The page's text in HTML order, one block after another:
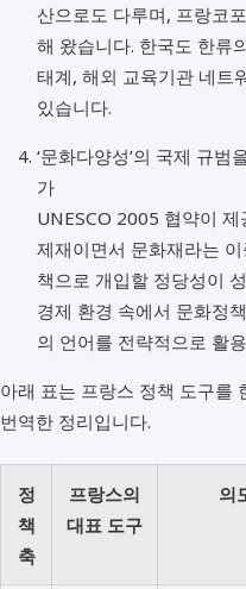
산으로도 다루며, 프랑코
해 왔습니다. 한국도 한류
태계, 해외 교육기관 네트
있습니다.
‘문화다양성’의 국제 규
가
UNESCO 2005 협약이
제재이면서 문화재라는
책으로 개입할 정당성이
경제 환경 속에서 문화정
의 언어를 전략적으로 활
아래 표는 프랑스 정책 도구를
번역한 정리입니다.
정
책
축
프랑스의
대표 도구
의